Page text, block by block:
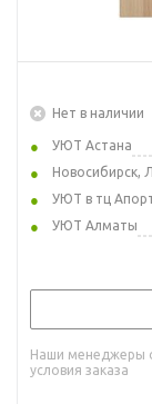
Нет в наличии
УЮТ Астана
Новосибирск,
УЮТ в тц
УЮТ Алматы
Наши менеджеры
условия заказа